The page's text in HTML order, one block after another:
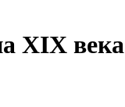
ХIХ века